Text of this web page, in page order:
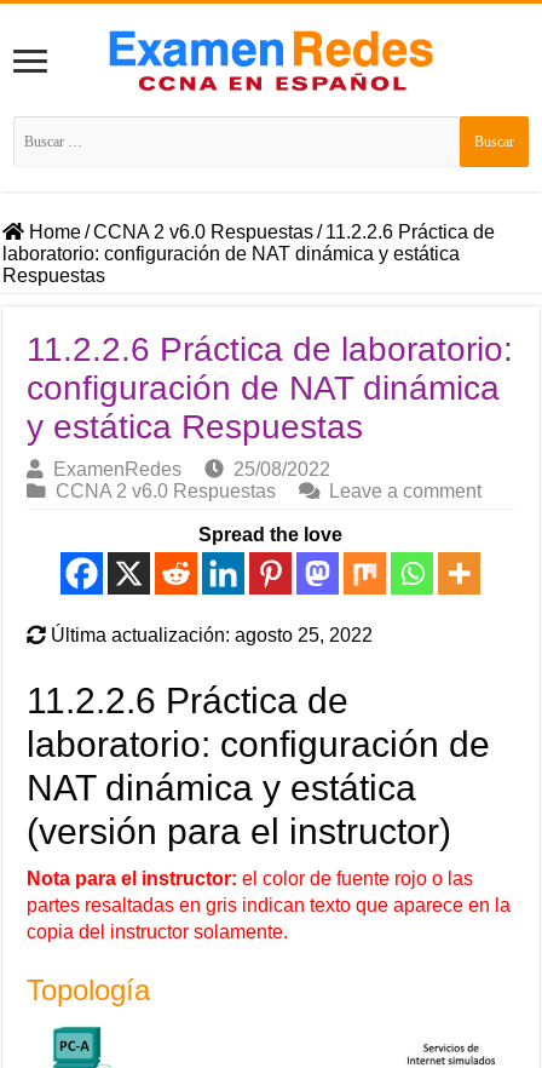
Buscar:
Home/CCNA 2 v6.0 Respuestas/ 11.2.2.6 Práctica de
laboratorio: configuración de NAT dinámica y estática
Respuestas
11.2.2.6 Práctica de laboratorio:
configuración de NAT dinámica
y estática Respuestas
ExamenRedes
25/08/2022
CCNA 2 v6.0 Respuestas
Leave a comment
Spread the love
Última actualización: agosto 25, 2022
11.2.2.6 Práctica de
laboratorio: configuración de
NAT dinámica y estática
(versión para el instructor)
Nota para el instructor: el color de fuente rojo o las
partes resaltadas en gris indican texto que aparece en la
copia del instructor solamente.
Topología